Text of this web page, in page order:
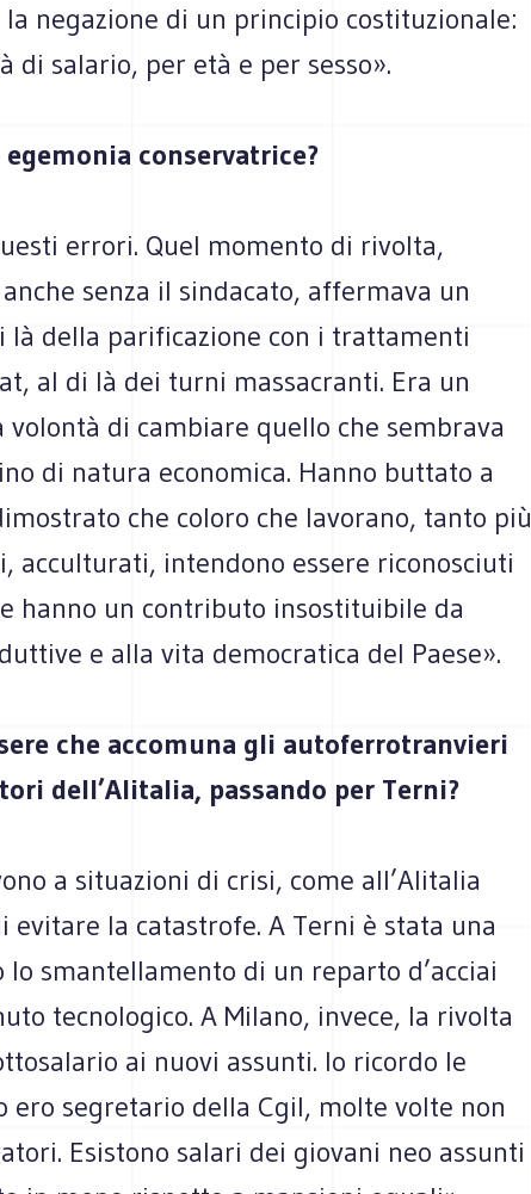
la negazione di un principio costituzionale:
di salario, per età e per sesso».
conservatrice?
errori. Quel momento di rivolta,
senza il sindacato, affermava un
là della parificazione con i trattamenti
al di là dei turni massacranti. Era un
di cambiare quello che sembrava
di natura economica. Hanno buttato a
che coloro che lavorano, tanto più
acculturati, intendono essere riconosciuti
hanno un contributo insostituibile da
e alla vita democratica del Paese».
che accomuna gli autoferrotranvieri
dell’Alitalia, passando per Terni?
a situazioni di crisi, come all’Alitalia
evitare la catastrofe. A Terni è stata una
smantellamento di un reparto d’acciai
tecnologico. A Milano, invece, la rivolta
ai nuovi assunti. Io ricordo le
ero segretario della Cgil, molte volte non
Esistono salari dei giovani neo assunti